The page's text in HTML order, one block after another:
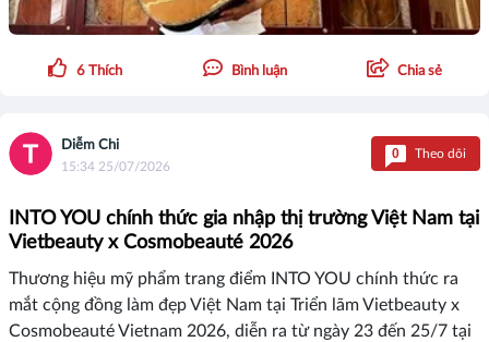
6 Thích Bình luận Chia sẻ
Diễm Chi
15:34 25/07/2026
0 Theo dõi
INTO YOU chính thức gia nhập thị trường Việt Nam tại
Vietbeauty x Cosmobeauté 2026
Thương hiệu mỹ phẩm trang điểm INTO YOU chính thức ra
mắt cộng đồng làm đẹp Việt Nam tại Triển lãm Vietbeauty x
Cosmobeauté Vietnam 2026, diễn ra từ ngày 23 đến 25/7 tại